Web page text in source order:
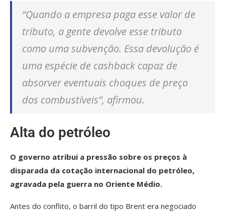
“Quando a empresa paga esse valor de
tributo, a gente devolve esse tributo
como uma subvenção. Essa devolução é
uma espécie de cashback capaz de
absorver eventuais choques de preço
dos combustíveis”, afirmou.
Alta do petróleo
O governo atribui a pressão sobre os preços à
disparada da cotação internacional do petróleo,
agravada pela guerra no Oriente Médio.
Antes do conflito, o barril do tipo Brent era negociado